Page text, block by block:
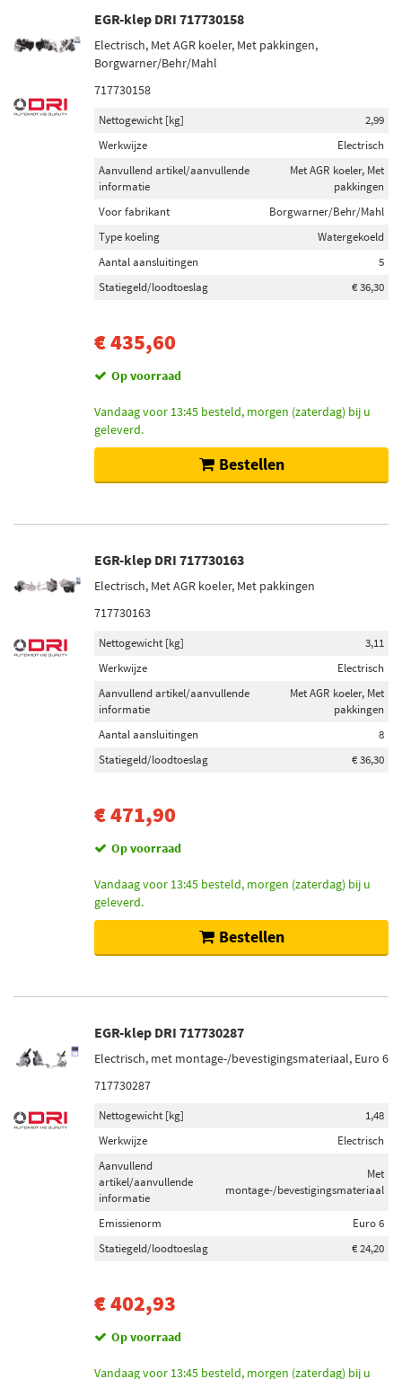
EGR-klep DRI 717730158
Electrisch, Met AGR koeler, Met pakkingen,
Borgwarner/Behr/Mahl
717730158
Nettogewicht [kg]
2,99
Werkwijze
Electrisch
Aanvullend artikel/aanvullende
informatie
Met AGR koeler, Met
pakkingen
Voor fabrikant
Borgwarner/Behr/Mahl
Type koeling
Watergekoeld
Aantal aansluitingen
5
Statiegeld/loodtoeslag
€ 36,30
€ 435,60
Op voorraad
Vandaag voor 13:45 besteld, morgen (zaterdag) bij u
geleverd.
Bestellen
EGR-klep DRI 717730163
Electrisch, Met AGR koeler, Met pakkingen
717730163
Nettogewicht [kg]
3,11
Werkwijze
Electrisch
Aanvullend artikel/aanvullende
informatie
Met AGR koeler, Met
pakkingen
Aantal aansluitingen
8
Statiegeld/loodtoeslag
€ 36,30
€ 471,90
Op voorraad
Vandaag voor 13:45 besteld, morgen (zaterdag) bij u
geleverd.
Bestellen
EGR-klep DRI 717730287
Electrisch, met montage-/bevestigingsmateriaal, Euro 6
717730287
Nettogewicht [kg]
1,48
Werkwijze
Electrisch
Aanvullend
artikel/aanvullende
informatie
Met
montage-/bevestigingsmateriaal
Emissienorm
Euro 6
Statiegeld/loodtoeslag
€ 24,20
€ 402,93
Op voorraad
Vandaag voor 13:45 besteld, morgen (zaterdag) bij u